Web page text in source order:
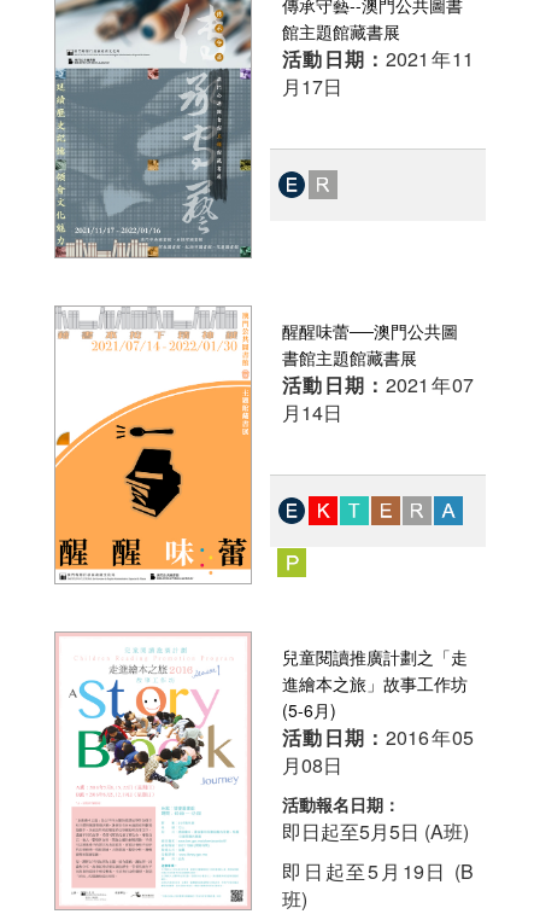
館主題館藏書展
活動日期：2021年11
月17日
醒醒味蕾──澳門公共圖
書館主題館藏書展
活動日期：2021年07
月14日
兒童閱讀推廣計劃之「走
進繪本之旅」故事工作坊
(5-6月)
活動日期：2016年05
月08日
活動報名日期：
即日起至5月5日 (A班)
即日起至5月19日 (B
班)